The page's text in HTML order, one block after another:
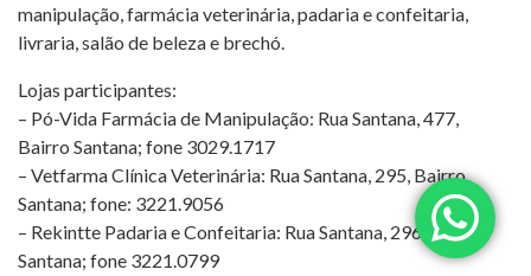
manipulação, farmácia veterinária, padaria e confeitaria,
livraria, salão de beleza e brechó.
Lojas participantes:
– Pó-Vida Farmácia de Manipulação: Rua Santana, 477,
Bairro Santana; fone 3029.1717
– Vetfarma Clínica Veterinária: Rua Santana, 295, Bairro
Santana; fone: 3221.9056
– Rekintte Padaria e Confeitaria: Rua Santana, 296, Bairro
Santana; fone 3221.0799